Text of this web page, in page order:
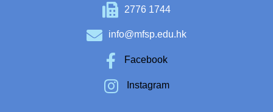
2776 1744
info@mfsp.edu.hk
Facebook
Instagram